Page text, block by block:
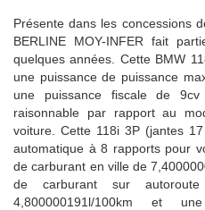
Présente dans les concessions
BERLINE MOY-INFER fait
quelques années. Cette BMW
une puissance de puissance
une puissance fiscale de
raisonnable par rapport au
voiture. Cette 118i 3P (jantes
automatique à 8 rapports pour
de carburant en ville de
de carburant sur
4,800000191l/100km et